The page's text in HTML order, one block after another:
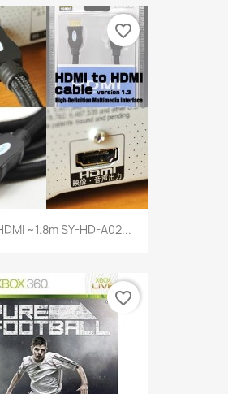
~1.8m SY-HD-A02...
favorite_border
favorite_border